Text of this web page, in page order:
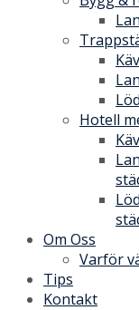
Hotell
Om Oss
Varför
Tips
Kontakt